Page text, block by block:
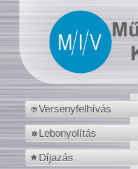
Versenyfelhívás
Lebonyolítás
Díjazás